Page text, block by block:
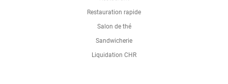
Restauration rapide
Salon de thé
Sandwicherie
Liquidation CHR